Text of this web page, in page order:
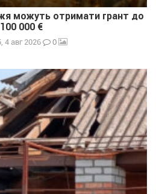
можуть отримати грант до
100 000 €
4 авг 2026 0